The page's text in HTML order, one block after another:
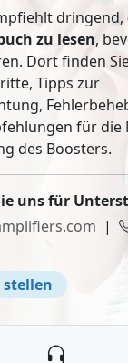
dringend,
zu lesen,
Dort finden
Tipps zur
für die
des Boosters.
uns für
|
stellen